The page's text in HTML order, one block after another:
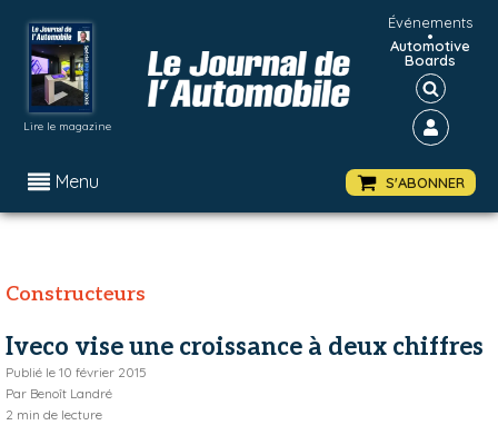
Lire le magazine
Événements
•
Automotive
Boards
Menu S'ABONNER
Constructeurs
Iveco vise une croissance à deux chiffres
Publié le 10 février 2015
Par Benoît Landré
2 min de lecture